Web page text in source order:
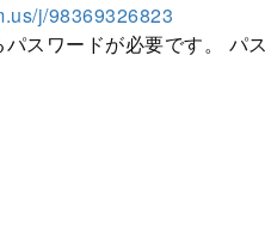
j/98369326823
スワードが必要です。 パ